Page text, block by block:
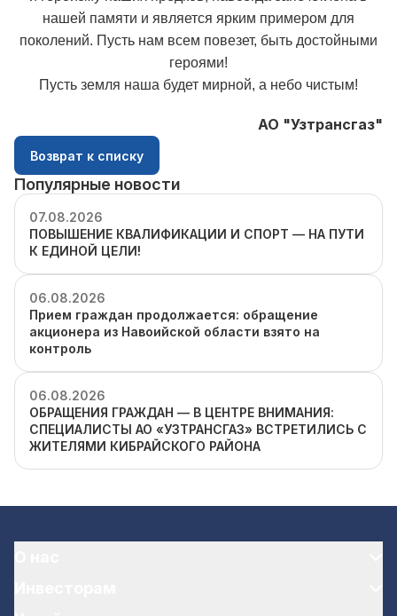
нашей памяти и является ярким примером для
поколений. Пусть нам всем повезет, быть достойными
героями!
Пусть земля наша будет мирной, а небо чистым!
АО "Узтрансгаз"
Возврат к списку
Популярные новости
07.08.2026
ПОВЫШЕНИЕ КВАЛИФИКАЦИИ И СПОРТ — НА ПУТИ
К ЕДИНОЙ ЦЕЛИ!
06.08.2026
Прием граждан продолжается: обращение
акционера из Навоийской области взято на
контроль
06.08.2026
ОБРАЩЕНИЯ ГРАЖДАН — В ЦЕНТРЕ ВНИМАНИЯ:
СПЕЦИАЛИСТЫ АО «УЗТРАНСГАЗ» ВСТРЕТИЛИСЬ С
ЖИТЕЛЯМИ КИБРАЙСКОГО РАЙОНА